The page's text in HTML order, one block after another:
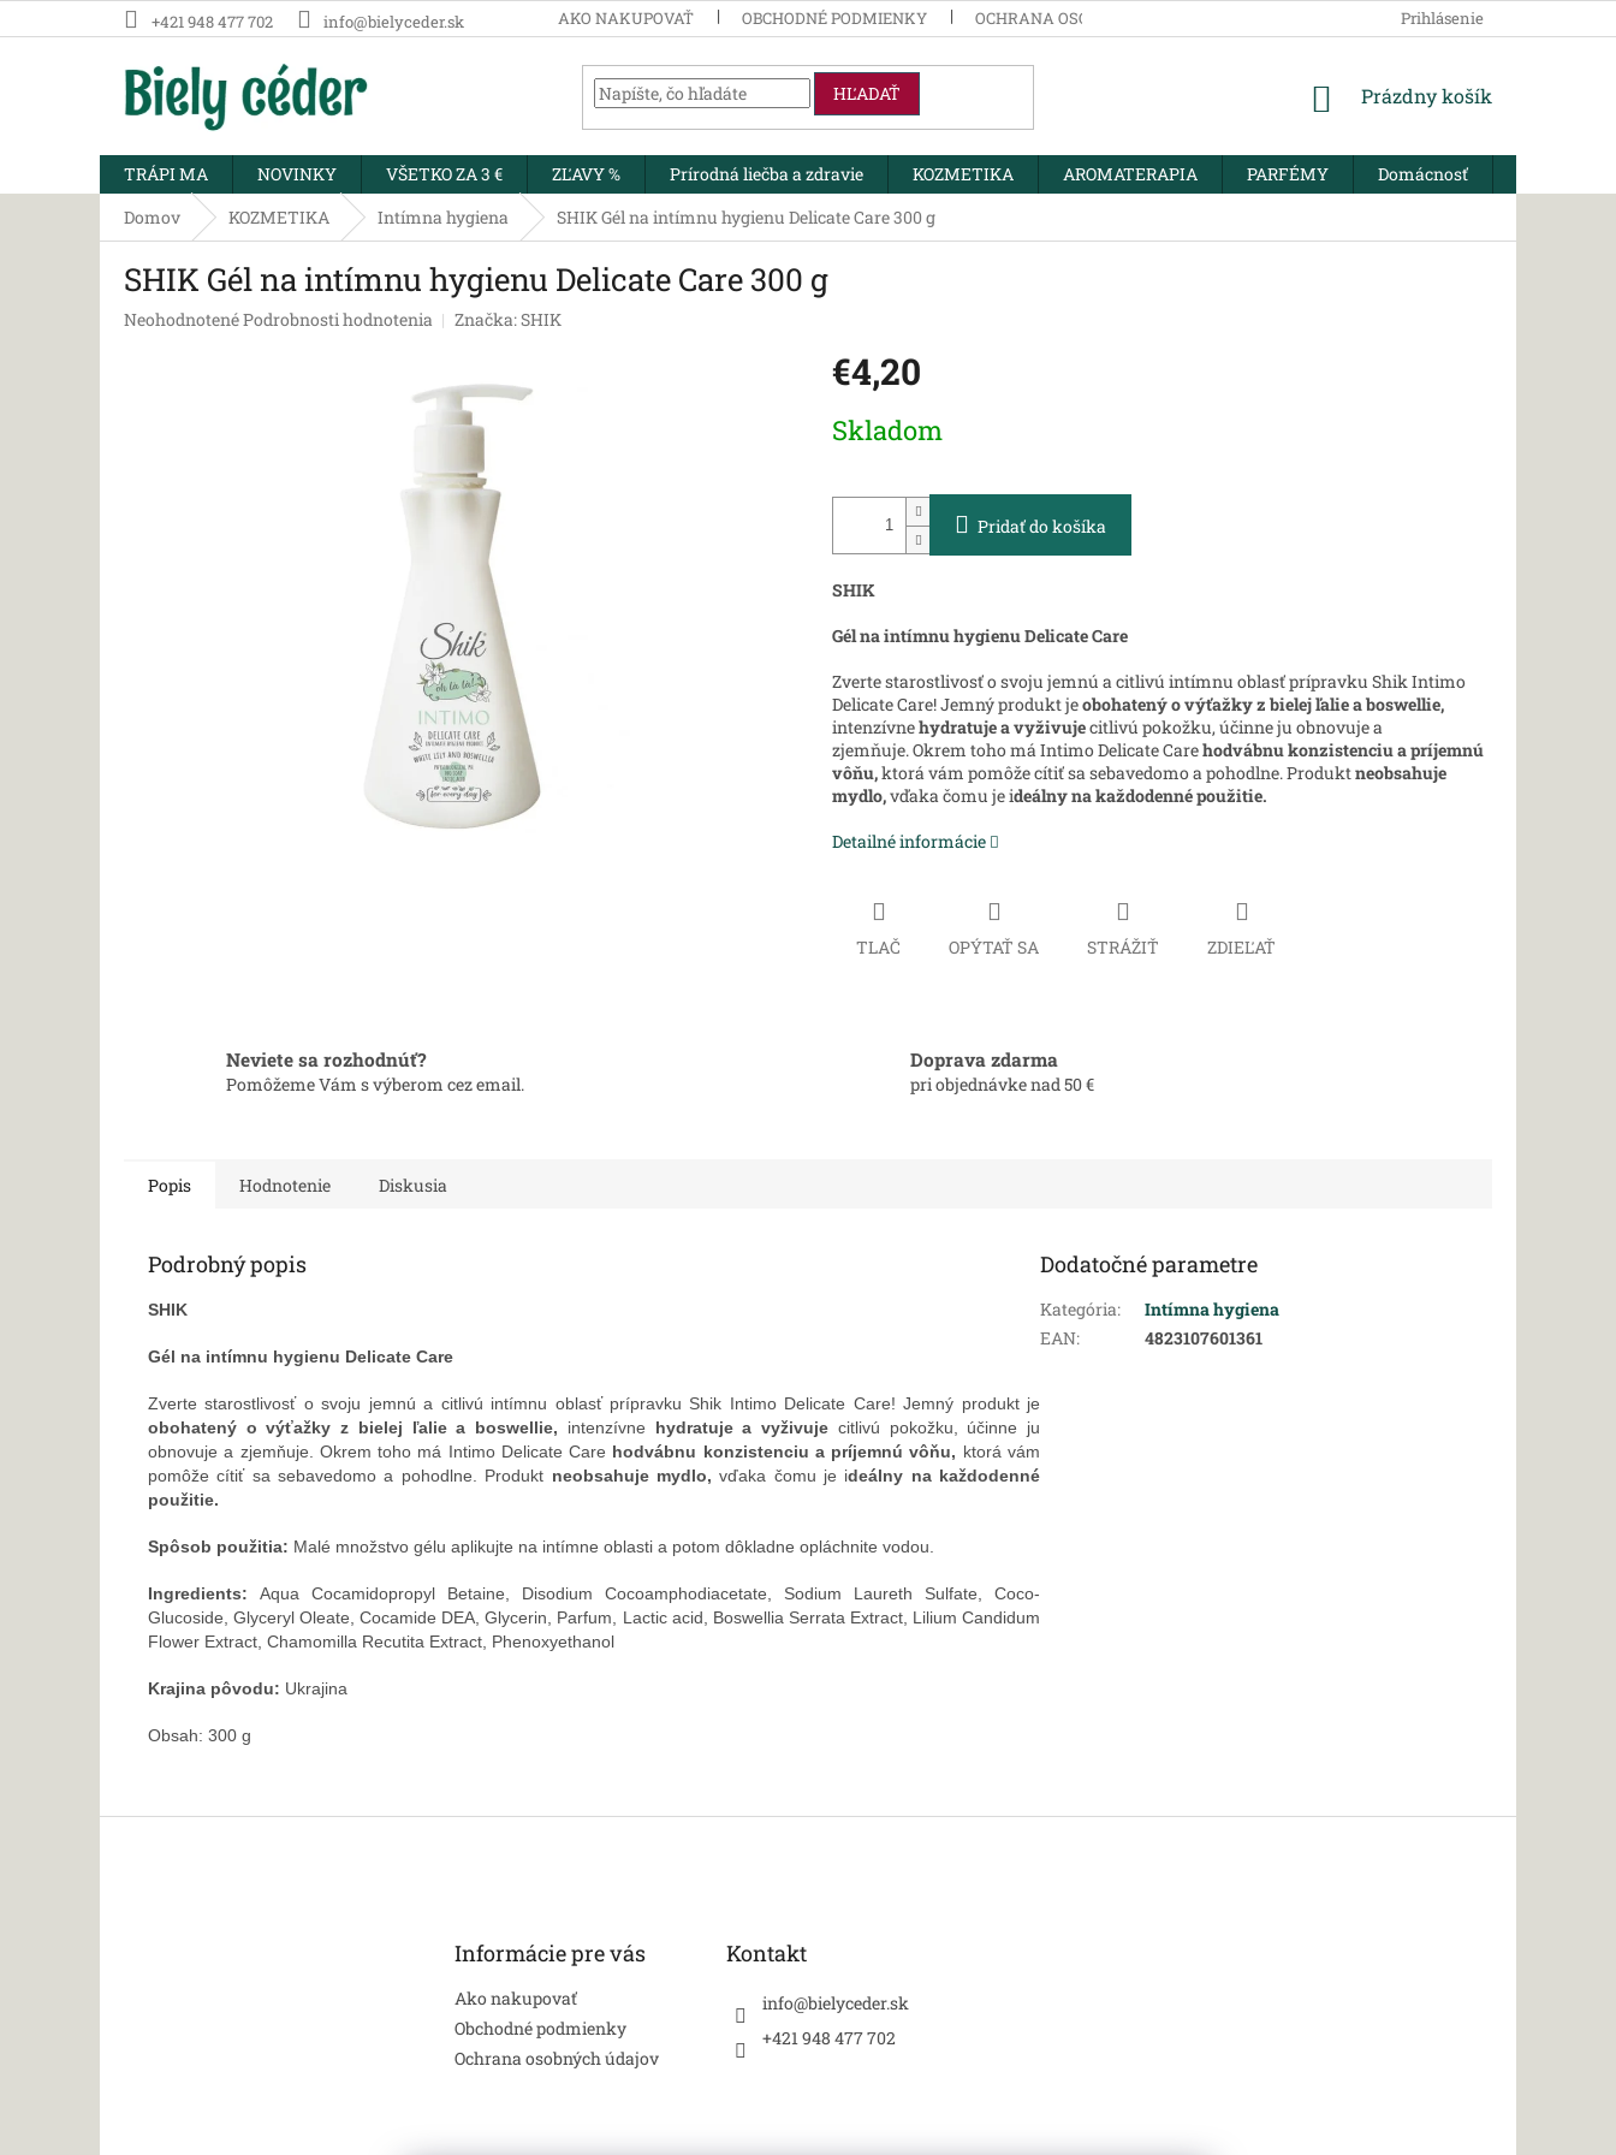
na
+421 948 477 702 info@bielyceder.sk AKO NAKUPOVAŤ OBCHODNÉ PODMIENKY OCHRANA OSOBNÝCH ÚDAJOV Prihlásenie
HĽADAŤ
NÁKUPNÝ
Prázdny košík
TRÁPI MA NOVINKY VŠETKO ZA 3 € ZĽAVY % Prírodná liečba a zdravie KOZMETIKA AROMATERAPIA PARFÉMY Domácnosť
Domov
KOZMETIKA Intímna hygiena SHIK Gél na intímnu hygienu Delicate Care 300 g
SHIK Gél na intímnu hygienu Delicate Care 300 g
Priemerné
NeohodnotenéPodrobnosti hodnotenia Značka:SHIK
€4,20
cena:
Skladom
Pridať do košíka
SHIK
Gél na intímnu hygienu Delicate Care
Zverte starostlivosť o svoju jemnú a citlivú intímnu oblasť prípravku Shik Intimo
Delicate Care! Jemný produkt jeobohatený o výťažky z bielej ľalie a boswellie,
intenzívnehydratuje a vyživujecitlivú pokožku, účinne ju obnovuje a
zjemňuje.Okrem toho má Intimo Delicate Carehodvábnu konzistenciu a príjemnú
vôňu,ktorá vám pomôže cítiť sa sebavedomo a pohodlne. Produktneobsahuje
mydlo,vďaka čomu je ideálny na každodenné použitie.
Detailné informácie
TLAČ OPÝTAŤ SA STRÁŽIŤ ZDIEĽAŤ
Neviete sa rozhodnúť?
Pomôžeme Vám s výberom cez email.
Doprava zdarma
pri objednávke nad 50 €
Popis Hodnotenie Diskusia
Podrobný popis
SHIK
Gél na intímnu hygienu Delicate Care
Zverte starostlivosť o svoju jemnú a citlivú intímnu oblasť prípravku Shik Intimo Delicate Care! Jemný produkt je
obohatený o výťažky z bielej ľalie a boswellie, intenzívne hydratuje a vyživuje citlivú pokožku, účinne ju
obnovuje a zjemňuje. Okrem toho má Intimo Delicate Care hodvábnu konzistenciu a príjemnú vôňu, ktorá vám
pomôže cítiť sa sebavedomo a pohodlne. Produkt neobsahuje mydlo, vďaka čomu je ideálny na každodenné
použitie.
Spôsob použitia: Malé množstvo gélu aplikujte na intímne oblasti a potom dôkladne opláchnite vodou.
Ingredients:
Aqua Cocamidopropyl Betaine, Disodium Cocoamphodiacetate, Sodium Laureth Sulfate, Coco-
Glucoside, Glyceryl Oleate, Cocamide DEA, Glycerin, Parfum, Lactic acid, Boswellia Serrata Extract, Lilium Candidum
Flower Extract, Chamomilla Recutita Extract, Phenoxyethanol
Krajina pôvodu: Ukrajina
Obsah: 300 g
Dodatočné parametre
Kategória:
Intímna hygiena
EAN: 4823107601361
Informácie pre vás
Ako nakupovať
Obchodné podmienky
Ochrana osobných údajov
Kontakt
info@bielyceder.sk
+421 948 477 702